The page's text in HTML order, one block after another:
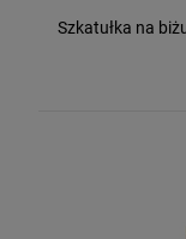
Szkatułka na